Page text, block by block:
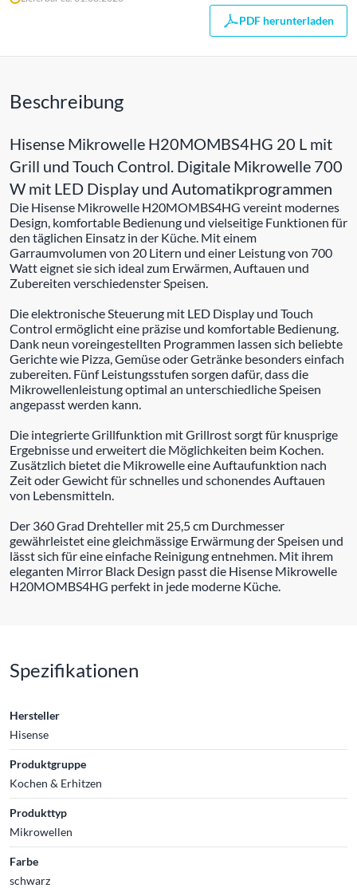
PDF herunterladen
Beschreibung
Hisense Mikrowelle H20MOMBS4HG 20 L mit
Grill und Touch Control. Digitale Mikrowelle 700
W mit LED Display und Automatikprogrammen
Die Hisense Mikrowelle H20MOMBS4HG vereint modernes
Design, komfortable Bedienung und vielseitige Funktionen für
den täglichen Einsatz in der Küche. Mit einem
Garraumvolumen von 20 Litern und einer Leistung von 700
Watt eignet sie sich ideal zum Erwärmen, Auftauen und
Zubereiten verschiedenster Speisen.
Die elektronische Steuerung mit LED Display und Touch
Control ermöglicht eine präzise und komfortable Bedienung.
Dank neun voreingestellten Programmen lassen sich beliebte
Gerichte wie Pizza, Gemüse oder Getränke besonders einfach
zubereiten. Fünf Leistungsstufen sorgen dafür, dass die
Mikrowellenleistung optimal an unterschiedliche Speisen
angepasst werden kann.
Die integrierte Grillfunktion mit Grillrost sorgt für knusprige
Ergebnisse und erweitert die Möglichkeiten beim Kochen.
Zusätzlich bietet die Mikrowelle eine Auftaufunktion nach
Zeit oder Gewicht für schnelles und schonendes Auftauen
von Lebensmitteln.
Der 360 Grad Drehteller mit 25,5 cm Durchmesser
gewährleistet eine gleichmässige Erwärmung der Speisen und
lässt sich für eine einfache Reinigung entnehmen. Mit ihrem
eleganten Mirror Black Design passt die Hisense Mikrowelle
H20MOMBS4HG perfekt in jede moderne Küche.
Spezifikationen
Hersteller
Hisense
Produktgruppe
Kochen & Erhitzen
Produkttyp
Mikrowellen
Farbe
schwarz